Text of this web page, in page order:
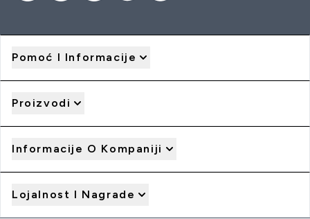
Pomoć I Informacije
Proizvodi
Informacije O Kompaniji
Lojalnost I Nagrade